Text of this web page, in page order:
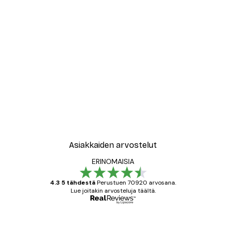
Asiakkaiden arvostelut
ERINOMAISIA
4.3 5 tähdestäPerustuen 70920 arvosana.
Lue joitakin arvosteluja täältä.